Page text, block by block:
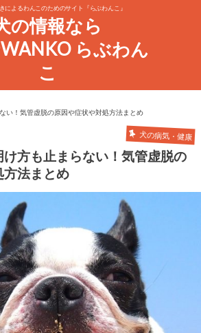
によるわんこのためのサイト『らぶわんこ』
の情報なら
らぶわん
こ
い！気管虚脱の原因や症状や対処方法まとめ
犬の病気・健康
方も止まらない！気管虚脱の
方法まとめ